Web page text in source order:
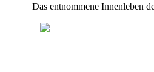
Das entnommene Innenleben